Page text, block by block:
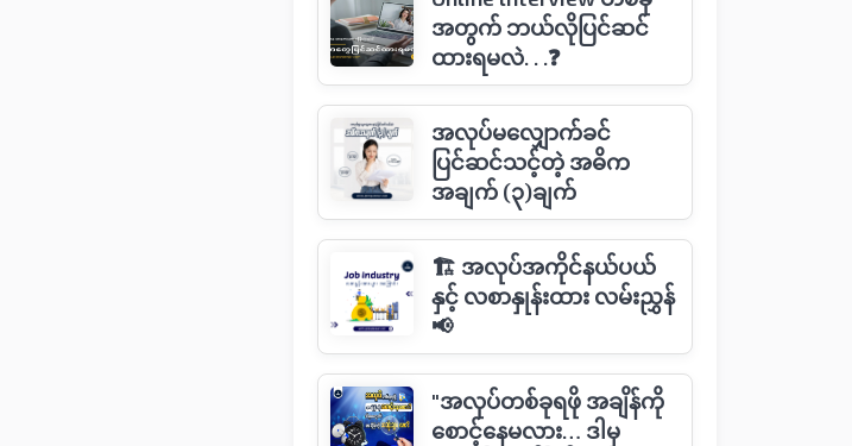
အတွက် ဘယ်လိုပြင်ဆင်
ထားရမလဲ. . .❓
အလုပ်မလျှောက်ခင်
ပြင်ဆင်သင့်တဲ့ အဓိက
အချက် (၃)ချက်
🏗 အလုပ်အကိုင်နယ်ပယ်
နှင့် လစာနှုန်းထား လမ်းညွှန်
📢
"အလုပ်တစ်ခုရဖို အချိန်ကို
စောင့်နေမလား… ဒါမှ